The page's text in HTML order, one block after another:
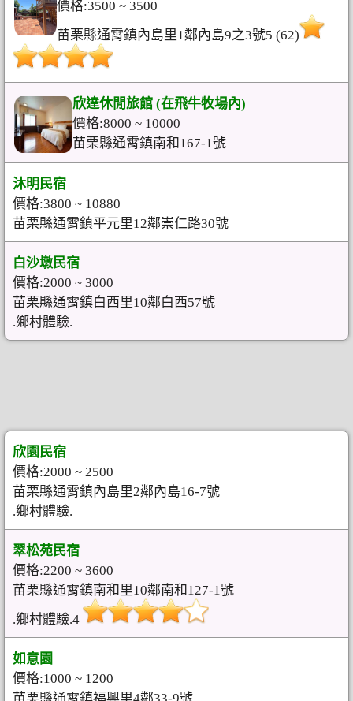
價格:3500 ~ 3500
苗栗縣通霄鎮內島里1鄰內島9之3號5 (62)
欣達休閒旅館 (在飛牛牧場內)
價格:8000 ~ 10000
苗栗縣通霄鎮南和167-1號
沐明民宿
價格:3800 ~ 10880
苗栗縣通霄鎮平元里12鄰崇仁路30號
白沙墩民宿
價格:2000 ~ 3000
苗栗縣通霄鎮白西里10鄰白西57號
.鄉村體驗.
欣園民宿
價格:2000 ~ 2500
苗栗縣通霄鎮內島里2鄰內島16-7號
.鄉村體驗.
翠松苑民宿
價格:2200 ~ 3600
苗栗縣通霄鎮南和里10鄰南和127-1號
.鄉村體驗.4
如意園
價格:1000 ~ 1200